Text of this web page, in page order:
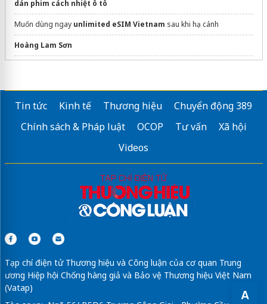
A
dán phim cách nhiệt ô tô
Muốn dùng ngay unlimited eSIM Vietnam sau khi hạ cánh
Hoàng Lam Sơn
Sửa máy rửa bát bosch
Dịch VụDecor Sự KiệnChuyên Nghiệp
Tin tức Kinh tế Thương hiệu
Chuyển động 389
Chính sách & Pháp luật
OCOP Tư vấn
Xã hội
Videos
Tạp chí điện tử Thương hiệu và Công luận của cơ quan Trung
ương Hiệp hội Chống hàng giả và Bảo vệ Thương hiệu Việt Nam
(Vatap)